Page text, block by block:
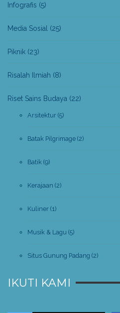
Infografis (5)
Media Sosial (25)
Piknik (23)
Risalah Ilmiah (8)
Riset Sains Budaya (22)
Arsitektur (5)
Batak Pilgrimage (2)
Batik (9)
Kerajaan (2)
Kuliner (1)
Musik & Lagu (5)
Situs Gunung Padang (2)
IKUTI KAMI